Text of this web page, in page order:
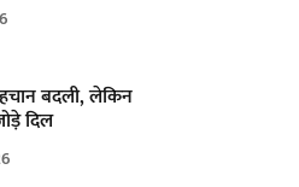
बदली, लेकिन
दिल